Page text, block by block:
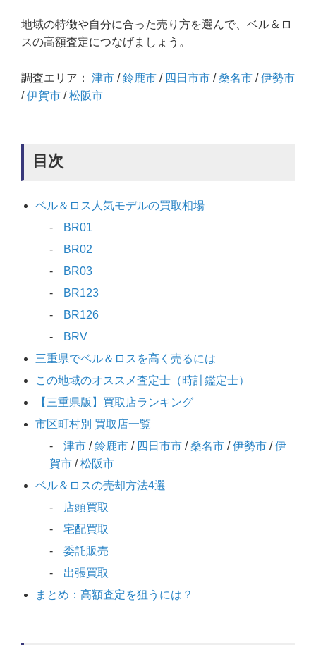
地域の特徴や自分に合った売り方を選んで、ベル＆ロ
スの高額査定につなげましょう。
調査エリア： 津市 /鈴鹿市 / 四日市市 /桑名市 /伊勢市
/伊賀市 /松阪市
目次
ベル＆ロス人気モデルの買取相場
BR01
BR02
BR03
BR123
BR126
BRV
三重県でベル＆ロスを高く売るには
この地域のオススメ査定士（時計鑑定士）
【三重県版】買取店ランキング
市区町村別 買取店一覧
津市 /鈴鹿市 / 四日市市 /桑名市 /伊勢市 /伊
賀市 /松阪市
ベル＆ロスの売却方法4選
店頭買取
宅配買取
委託販売
出張買取
まとめ：高額査定を狙うには？